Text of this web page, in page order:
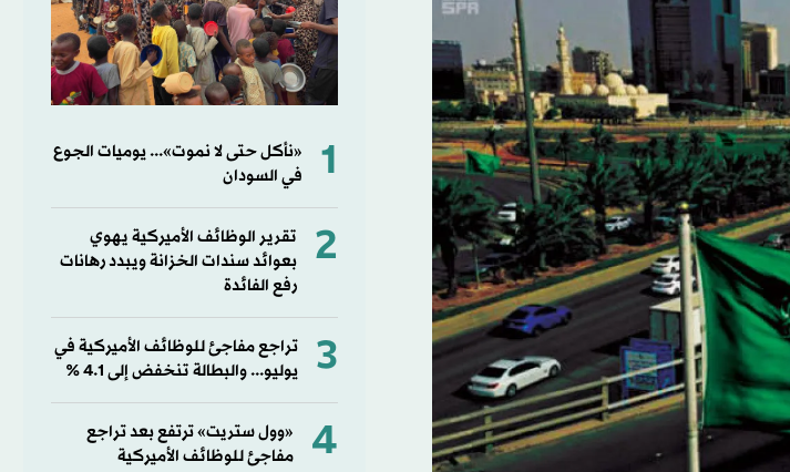
1
«نأكل حتى لا نموت»... يوميات الجوع
في السودان
2
تقرير الوظائف الأميركية يهوي
بعوائد سندات الخزانة ويبدد رهانات
رفع الفائدة
3
تراجع مفاجئ للوظائف الأميركية في
يوليو... والبطالة تنخفض إلى 4.1 %
4
«وول ستريت» ترتفع بعد تراجع
مفاجئ للوظائف الأميركية